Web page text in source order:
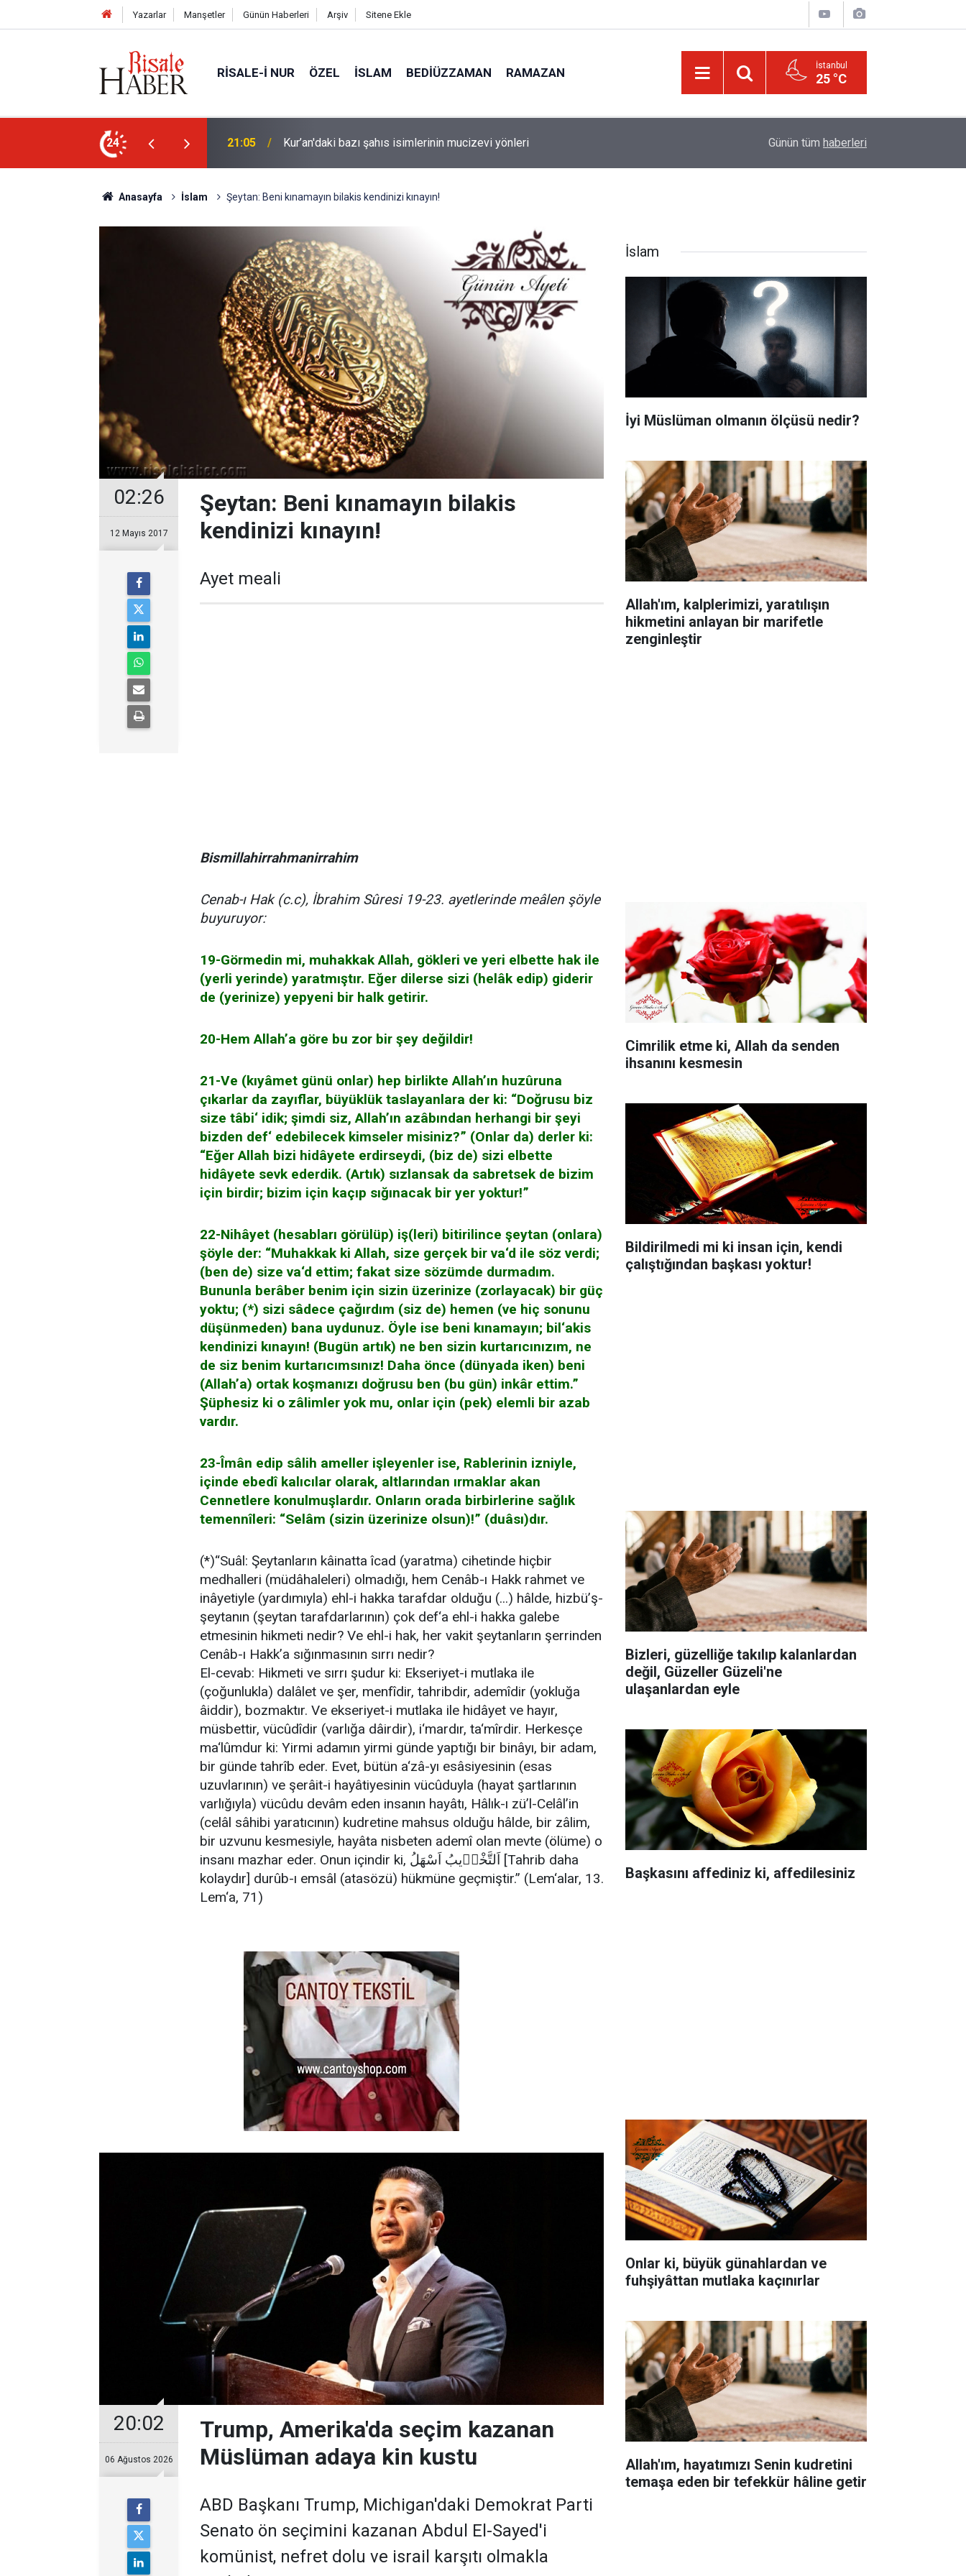
Yazarlar Manşetler Günün Haberleri Arşiv Sitene Ekle
RISALE-I NUR ÖZEL İSLAM BEDIÜZZAMAN RAMAZAN İstanbul
25 °C
24 20:02 Trump, Amerika'da seçim kazanan Müslüman adaya kin kustu Canlılar niye iki gözlü?
Günün tüm haberleri
Anasayfa İslam Şeytan: Beni kınamayın bilakis kendinizi kınayın!
02:26
12 Mayıs 2017
Şeytan: Beni kınamayın bilakis
kendinizi kınayın!
Ayet meali
Bismillahirrahmanirrahim
Cenab-ı Hak (c.c), İbrahim Sûresi 19-23. ayetlerinde meâlen şöyle
buyuruyor:
19-Görmedin mi, muhakkak Allah, gökleri ve yeri elbette hak ile
(yerli yerinde) yaratmıştır. Eğer dilerse sizi (helâk edip) giderir
de (yerinize) yepyeni bir halk getirir.
20-Hem Allah’a göre bu zor bir şey değildir!
21-Ve (kıyâmet günü onlar) hep birlikte Allah’ın huzûruna
çıkarlar da zayıflar, büyüklük taslayanlara der ki: “Doğrusu biz
size tâbi‘ idik; şimdi siz, Allah’ın azâbından herhangi bir şeyi
bizden def‘ edebilecek kimseler misiniz?” (Onlar da) derler ki:
“Eğer Allah bizi hidâyete erdirseydi, (biz de) sizi elbette
hidâyete sevk ederdik. (Artık) sızlansak da sabretsek de bizim
için birdir; bizim için kaçıp sığınacak bir yer yoktur!”
22-Nihâyet (hesabları görülüp) iş(leri) bitirilince şeytan (onlara)
şöyle der: “Muhakkak ki Allah, size gerçek bir va‘d ile söz verdi;
(ben de) size va‘d ettim; fakat size sözümde durmadım.
Bununla berâber benim için sizin üzerinize (zorlayacak) bir güç
yoktu; (*) sizi sâdece çağırdım (siz de) hemen (ve hiç sonunu
düşünmeden) bana uydunuz. Öyle ise beni kınamayın; bil‘akis
kendinizi kınayın! (Bugün artık) ne ben sizin kurtarıcınızım, ne
de siz benim kurtarıcımsınız! Daha önce (dünyada iken) beni
(Allah’a) ortak koşmanızı doğrusu ben (bu gün) inkâr ettim.”
Şüphesiz ki o zâlimler yok mu, onlar için (pek) elemli bir azab
vardır.
23-Îmân edip sâlih ameller işleyenler ise, Rablerinin izniyle,
içinde ebedî kalıcılar olarak, altlarından ırmaklar akan
Cennetlere konulmuşlardır. Onların orada birbirlerine sağlık
temennîleri: “Selâm (sizin üzerinize olsun)!” (duâsı)dır.
(*)“Suâl: Şeytanların kâinatta îcad (yaratma) cihetinde hiçbir
medhalleri (müdâhaleleri) olmadığı, hem Cenâb-ı Hakk rahmet ve
inâyetiyle (yardımıyla) ehl-i hakka tarafdar olduğu (...) hâlde, hizbü’ş-
şeytanın (şeytan tarafdarlarının) çok def‘a ehl-i hakka galebe
etmesinin hikmeti nedir? Ve ehl-i hak, her vakit şeytanların şerrinden
Cenâb-ı Hakk’a sığınmasının sırrı nedir?
El-cevab: Hikmeti ve sırrı şudur ki: Ekseriyet-i mutlaka ile
(çoğunlukla) dalâlet ve şer, menfîdir, tahribdir, ademîdir (yokluğa
âiddir), bozmaktır. Ve ekseriyet-i mutlaka ile hidâyet ve hayır,
müsbettir, vücûdîdir (varlığa dâirdir), i‘mardır, ta‘mîrdir. Herkesçe
ma‘lûmdur ki: Yirmi adamın yirmi günde yaptığı bir binâyı, bir adam,
bir günde tahrîb eder. Evet, bütün a‘zâ-yı esâsiyesinin (esas
uzuvlarının) ve şerâit-i hayâtiyesinin vücûduyla (hayat şartlarının
varlığıyla) vücûdu devâm eden insanın hayâtı, Hâlık-ı zü’l-Celâl’in
(celâl sâhibi yaratıcının) kudretine mahsus olduğu hâlde, bir zâlim,
bir uzvunu kesmesiyle, hayâta nisbeten ademî olan mevte (ölüme) o
insanı mazhar eder. Onun içindir ki, اَلتَّخْر۪يبُ اَسْهَلُ [Tahrib daha
kolaydır] durûb-ı emsâl (atasözü) hükmüne geçmiştir.” (Lem‘alar, 13.
Lem‘a, 71)
20:02
06 Ağustos 2026
Trump, Amerika'da seçim kazanan
Müslüman adaya kin kustu
ABD Başkanı Trump, Michigan'daki Demokrat Parti
Senato ön seçimini kazanan Abdul El-Sayed'i
komünist, nefret dolu ve israil karşıtı olmakla
İslam
İyi Müslüman olmanın ölçüsü nedir?
Allah'ım, kalplerimizi, yaratılışın
hikmetini anlayan bir marifetle
zenginleştir
Cimrilik etme ki, Allah da senden
ihsanını kesmesin
Bildirilmedi mi ki insan için, kendi
çalıştığından başkası yoktur!
Bizleri, güzelliğe takılıp kalanlardan
değil, Güzeller Güzeli'ne
ulaşanlardan eyle
Başkasını affediniz ki, affedilesiniz
Onlar ki, büyük günahlardan ve
fuhşiyâttan mutlaka kaçınırlar
Allah'ım, hayatımızı Senin kudretini
temaşa eden bir tefekkür hâline getir